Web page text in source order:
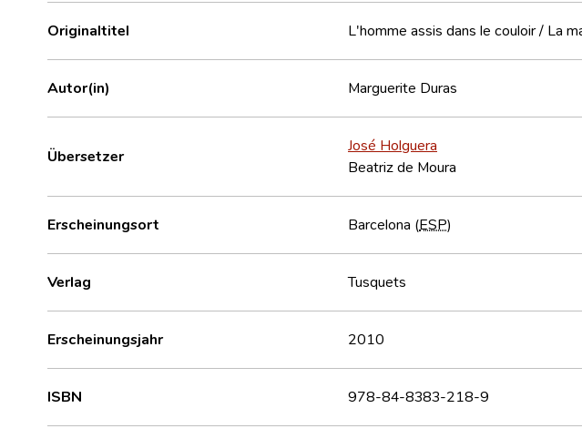
Originaltitel L'homme assis dans le couloir / La
Autor(in) Marguerite Duras
Übersetzer
José Holguera
Beatriz de Moura
Erscheinungsort Barcelona (ESP)
Verlag Tusquets
Erscheinungsjahr 2010
ISBN 978-84-8383-218-9